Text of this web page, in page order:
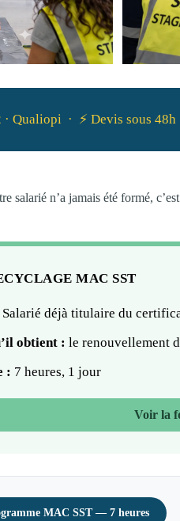
Qualiopi · ⚡ Devis sous
salarié n’a jamais été formé,
MAC SST
Salarié déjà titulaire du
obtient : le renouvellement
: 7 heures, 1 jour
Voir la
MAC SST — 7 heures